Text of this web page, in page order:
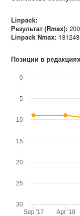
Linpack:
Результат (Rmax):
Linpack Nmax:
Позиции в
Sep '17 Apr '18
0
5
10
15
20
25
30